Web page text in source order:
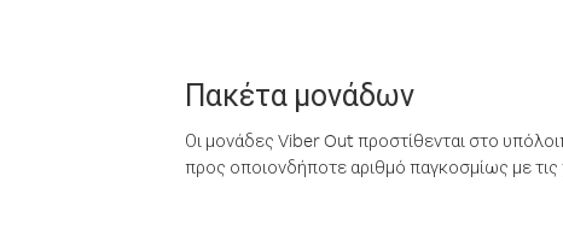
Πακέτα μονάδων
Οι μονάδες Viber Out προστίθενται στο
προς οποιονδήποτε αριθμό παγκοσμίως με τις